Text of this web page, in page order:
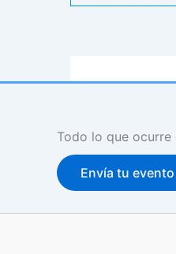
Todo lo que
Envía tu evento